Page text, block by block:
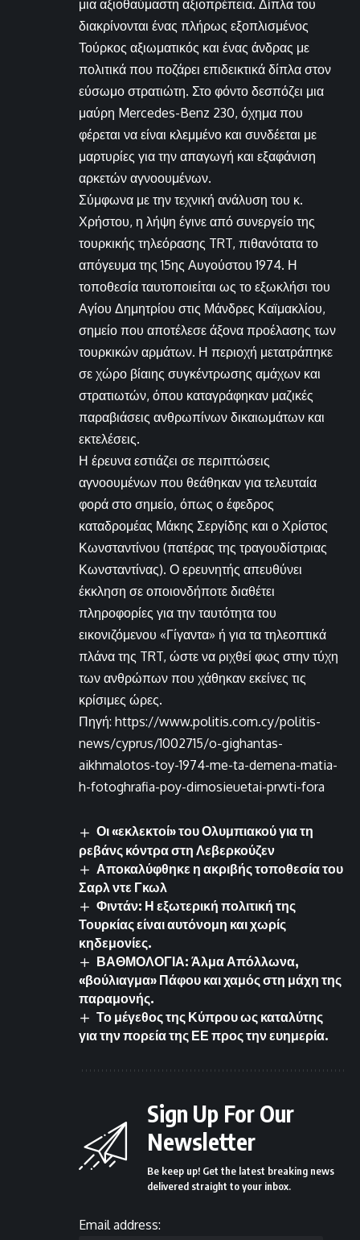
μια αξιοθαύμαστη αξιοπρέπεια. Δίπλα του
διακρίνονται ένας πλήρως εξοπλισμένος
Τούρκος αξιωματικός και ένας άνδρας με
πολιτικά που ποζάρει επιδεικτικά δίπλα στον
εύσωμο στρατιώτη. Στο φόντο δεσπόζει μια
μαύρη Mercedes-Benz 230, όχημα που
φέρεται να είναι κλεμμένο και συνδέεται με
μαρτυρίες για την απαγωγή και εξαφάνιση
αρκετών αγνοουμένων.
Σύμφωνα με την τεχνική ανάλυση του κ.
Χρήστου, η λήψη έγινε από συνεργείο της
τουρκικής τηλεόρασης TRT, πιθανότατα το
απόγευμα της 15ης Αυγούστου 1974. Η
τοποθεσία ταυτοποιείται ως το εξωκλήσι του
Αγίου Δημητρίου στις Μάνδρες Καϊμακλίου,
σημείο που αποτέλεσε άξονα προέλασης των
τουρκικών αρμάτων. Η περιοχή μετατράπηκε
σε χώρο βίαιης συγκέντρωσης αμάχων και
στρατιωτών, όπου καταγράφηκαν μαζικές
παραβιάσεις ανθρωπίνων δικαιωμάτων και
εκτελέσεις.
Η έρευνα εστιάζει σε περιπτώσεις
αγνοουμένων που θεάθηκαν για τελευταία
φορά στο σημείο, όπως ο έφεδρος
καταδρομέας Μάκης Σεργίδης και ο Χρίστος
Κωνσταντίνου (πατέρας της τραγουδίστριας
Κωνσταντίνας). Ο ερευνητής απευθύνει
έκκληση σε οποιονδήποτε διαθέτει
πληροφορίες για την ταυτότητα του
εικονιζόμενου «Γίγαντα» ή για τα τηλεοπτικά
πλάνα της TRT, ώστε να ριχθεί φως στην τύχη
των ανθρώπων που χάθηκαν εκείνες τις
κρίσιμες ώρες.
Πηγή: https://www.politis.com.cy/politis-
news/cyprus/1002715/o-gighantas-
aikhmalotos-toy-1974-me-ta-demena-matia-
h-fotoghrafia-poy-dimosieuetai-prwti-fora
Οι «εκλεκτοί» του Ολυμπιακού για τη
ρεβάνς κόντρα στη Λεβερκούζεν
Αποκαλύφθηκε η ακριβής τοποθεσία του
Σαρλ ντε Γκωλ
Φιντάν: Η εξωτερική πολιτική της
Τουρκίας είναι αυτόνομη και χωρίς
κηδεμονίες.
ΒΑΘΜΟΛΟΓΙΑ: Άλμα Απόλλωνα,
«βούλιαγμα» Πάφου και χαμός στη μάχη της
παραμονής.
Το μέγεθος της Κύπρου ως καταλύτης
για την πορεία της ΕΕ προς την ευημερία.
Sign Up For Our
Newsletter
Be keep up! Get the latest breaking news
delivered straight to your inbox.
Email address: